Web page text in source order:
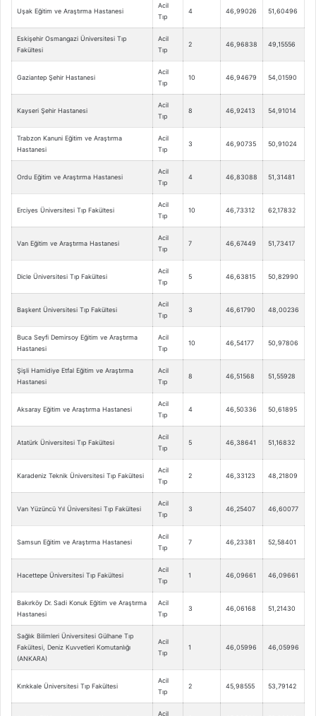
Uşak Eğitim ve Araştırma Hastanesi
Acil
Tıp
4 46,99026 51,60496
Eskişehir Osmangazi Üniversitesi Tıp
Fakültesi
Acil
Tıp
2 46,96838 49,15556
Gaziantep Şehir Hastanesi
Acil
Tıp
10 46,94679 54,01590
Kayseri Şehir Hastanesi
Acil
Tıp
8 46,92413 54,91014
Trabzon Kanuni Eğitim ve Araştırma
Hastanesi
Acil
Tıp
3 46,90735 50,91024
Ordu Eğitim ve Araştırma Hastanesi
Acil
Tıp
4 46,83088 51,31481
Erciyes Üniversitesi Tıp Fakültesi
Acil
Tıp
10 46,73312 62,17832
Van Eğitim ve Araştırma Hastanesi
Acil
Tıp
7 46,67449 51,73417
Dicle Üniversitesi Tıp Fakültesi
Acil
Tıp
5 46,63815 50,82990
Başkent Üniversitesi Tıp Fakültesi
Acil
Tıp
3 46,61790 48,00236
Buca Seyfi Demirsoy Eğitim ve Araştırma
Hastanesi
Acil
Tıp
10 46,54177 50,97806
Şişli Hamidiye Etfal Eğitim ve Araştırma
Hastanesi
Acil
Tıp
8 46,51568 51,55928
Aksaray Eğitim ve Araştırma Hastanesi
Acil
Tıp
4 46,50336 50,61895
Atatürk Üniversitesi Tıp Fakültesi
Acil
Tıp
5 46,38641 51,16832
Karadeniz Teknik Üniversitesi Tıp Fakültesi
Acil
Tıp
2 46,33123 48,21809
Van Yüzüncü Yıl Üniversitesi Tıp Fakültesi
Acil
Tıp
3 46,25407 46,60077
Samsun Eğitim ve Araştırma Hastanesi
Acil
Tıp
7 46,23381 52,58401
Hacettepe Üniversitesi Tıp Fakültesi
Acil
Tıp
1 46,09661 46,09661
Bakırköy Dr. Sadi Konuk Eğitim ve Araştırma
Hastanesi
Acil
Tıp
3 46,06168 51,21430
Sağlık Bilimleri Üniversitesi Gülhane Tıp
Fakültesi, Deniz Kuvvetleri Komutanlığı
(ANKARA)
Acil
Tıp
1 46,05996 46,05996
Kırıkkale Üniversitesi Tıp Fakültesi
Acil
Tıp
2 45,98555 53,79142
Acil